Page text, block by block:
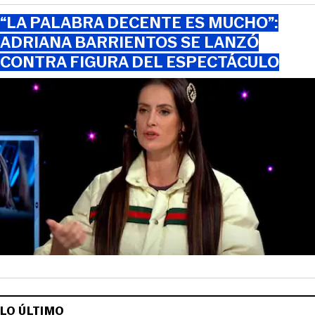
“LA PALABRA DECENTE ES MUCHO”:
ADRIANA BARRIENTOS SE LANZÓ
CONTRA FIGURA DEL ESPECTÁCULO
LO ÚLTIMO